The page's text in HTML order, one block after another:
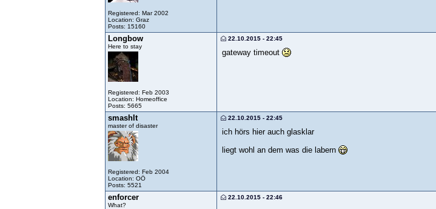
Registered: Mar 2002
Location: Graz
Posts: 15160
Longbow
Here to stay
Registered: Feb 2003
Location: Homeoffice
Posts: 5665
22.10.2015 - 22:45
gateway timeout
smashIt
master of disaster
Registered: Feb 2004
Location: OÖ
Posts: 5521
22.10.2015 - 22:45
ich hörs hier auch glasklar
liegt wohl an dem was die labern
enforcer
What?
22.10.2015 - 22:46